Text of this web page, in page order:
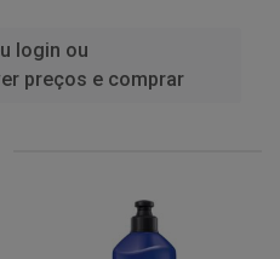
login ou
preços e comprar